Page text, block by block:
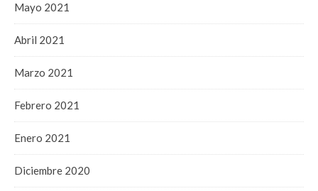
Mayo 2021
Abril 2021
Marzo 2021
Febrero 2021
Enero 2021
Diciembre 2020